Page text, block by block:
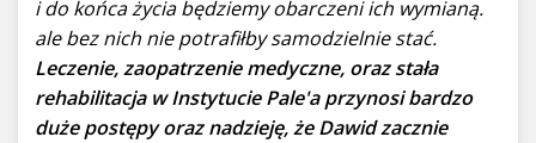
i do końca życia będziemy obarczeni ich wymianą.
ale bez nich nie potrafiłby samodzielnie stać.
Leczenie, zaopatrzenie medyczne, oraz stała
rehabilitacja w Instytucie Pale'a przynosi bardzo
duże postępy oraz nadzieję, że Dawid zacznie